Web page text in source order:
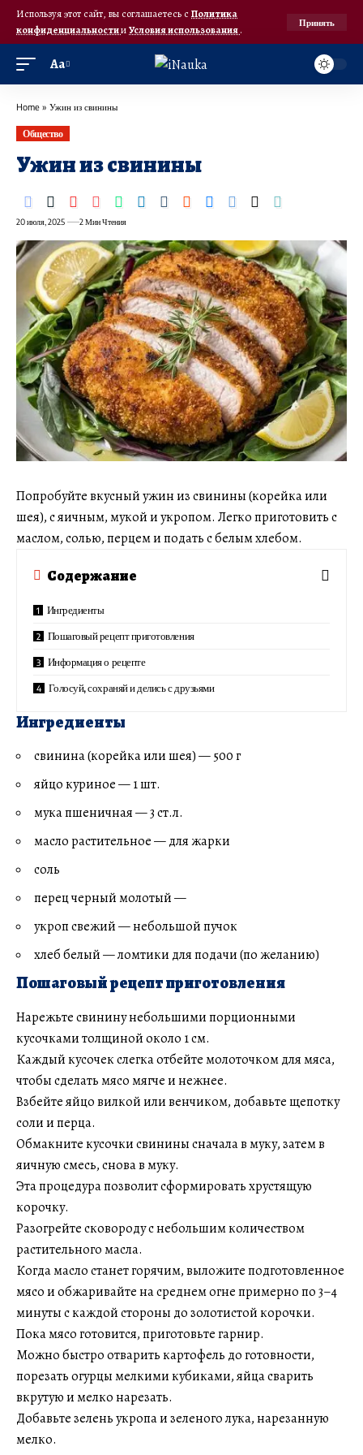
Используя этот сайт, вы соглашаетесь с Политика
конфиденциальностииУсловия использования.
Принять
Аа
Home » Ужин из свинины
Общество
Ужин из свинины
20 июля, 2025 2 Мин Чтения
Попробуйте вкусный ужин из свинины (корейка или
шея), с яичным, мукой и укропом. Легко приготовить с
маслом, солью, перцем и подать с белым хлебом.
Содержание
Ингредиенты
Пошаговый рецепт приготовления
Информация о рецепте
Голосуй, сохраняй и делись с друзьями
Ингредиенты
свинина (корейка или шея) — 500 г
яйцо куриное — 1 шт.
мука пшеничная — 3 ст.л.
масло растительное — для жарки
соль
перец черный молотый —
укроп свежий — небольшой пучок
хлеб белый — ломтики для подачи (по желанию)
Пошаговый рецепт приготовления
Нарежьте свинину небольшими порционными
кусочками толщиной около 1 см.
Каждый кусочек слегка отбейте молоточком для мяса,
чтобы сделать мясо мягче и нежнее.
Взбейте яйцо вилкой или венчиком, добавьте щепотку
соли и перца.
Обмакните кусочки свинины сначала в муку, затем в
яичную смесь, снова в муку.
Эта процедура позволит сформировать хрустящую
корочку.
Разогрейте сковороду с небольшим количеством
растительного масла.
Когда масло станет горячим, выложите подготовленное
мясо и обжаривайте на среднем огне примерно по 3–4
минуты с каждой стороны до золотистой корочки.
Пока мясо готовится, приготовьте гарнир.
Можно быстро отварить картофель до готовности,
порезать огурцы мелкими кубиками, яйца сварить
вкрутую и мелко нарезать.
Добавьте зелень укропа и зеленого лука, нарезанную
мелко.